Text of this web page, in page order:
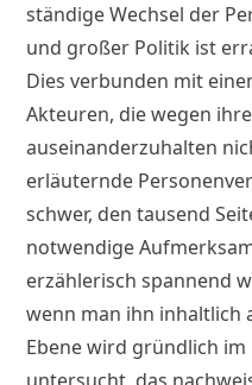
ständige Wechsel der
und großer Politik ist
Dies verbunden mit
Akteuren, die wegen
auseinanderzuhalten
erläuternde
schwer, den tausend
notwendige
erzählerisch spannend
wenn man ihn inhaltlich
Ebene wird gründlich